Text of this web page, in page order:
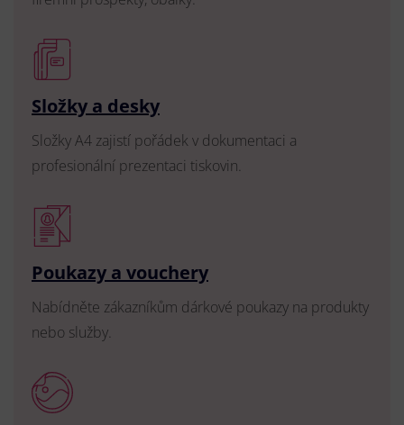
Složky a desky
Složky A4 zajistí pořádek v dokumentaci a
profesionální prezentaci tiskovin.
Poukazy a vouchery
Nabídněte zákazníkům dárkové poukazy na produkty
nebo služby.